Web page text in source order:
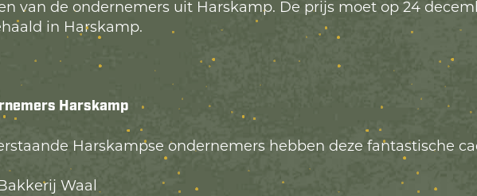
van de ondernemers uit Harskamp. De prijs moet op 24
in Harskamp.
Harskamp
Harskampse ondernemers hebben deze fantastische
Waal